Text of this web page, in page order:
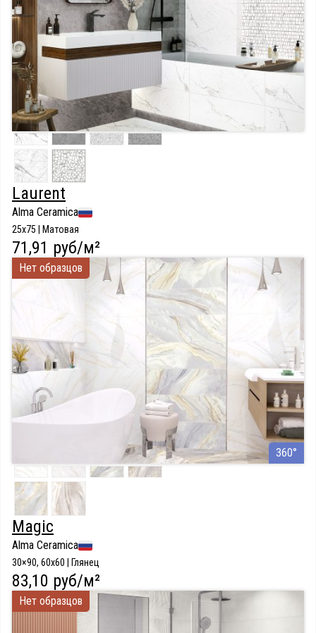
Laurent
Alma Ceramica
25x75 | Матовая
71,91 руб/м²
Нет образцов
360°
Magic
Alma Ceramica
30×90, 60x60 | Глянец
83,10 руб/м²
Нет образцов